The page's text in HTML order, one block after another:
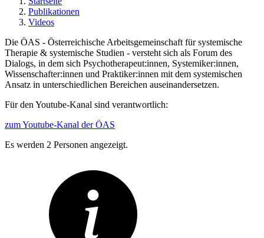
Publikationen
Videos
Die ÖAS - Österreichische Arbeitsgemeinschaft für systemische
Therapie & systemische Studien - versteht sich als Forum des
Dialogs, in dem sich Psychotherapeut:innen, Systemiker:innen,
Wissenschafter:innen und Praktiker:innen mit dem systemischen
Ansatz in unterschiedlichen Bereichen auseinandersetzen.
Für den Youtube-Kanal sind verantwortlich:
zum Youtube-Kanal der ÖAS
Es werden 2 Personen angezeigt.